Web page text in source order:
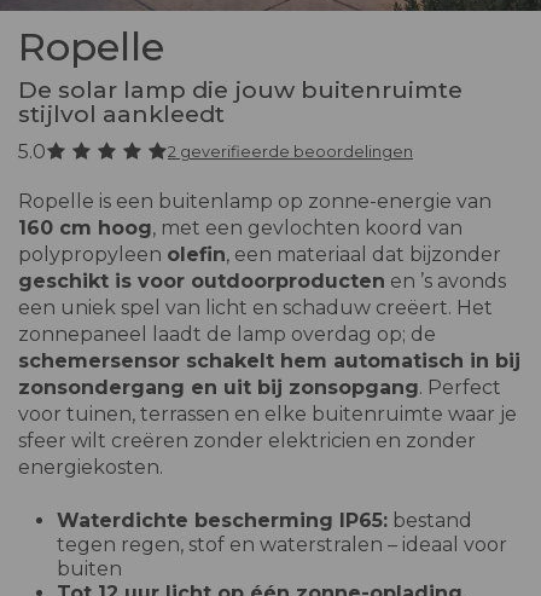
Ropelle
De solar lamp die jouw buitenruimte
stijlvol aankleedt
5.0 2 geverifieerde beoordelingen
Ropelle is een buitenlamp op zonne-energie van
160 cm hoog, met een gevlochten koord van
polypropyleen olefin, een materiaal dat bijzonder
geschikt is voor outdoorproducten en ’s avonds
een uniek spel van licht en schaduw creëert. Het
zonnepaneel laadt de lamp overdag op; de
schemersensor schakelt hem automatisch in bij
zonsondergang en uit bij zonsopgang. Perfect
voor tuinen, terrassen en elke buitenruimte waar je
sfeer wilt creëren zonder elektricien en zonder
energiekosten.
Waterdichte bescherming IP65: bestand
tegen regen, stof en waterstralen – ideaal voor
buiten